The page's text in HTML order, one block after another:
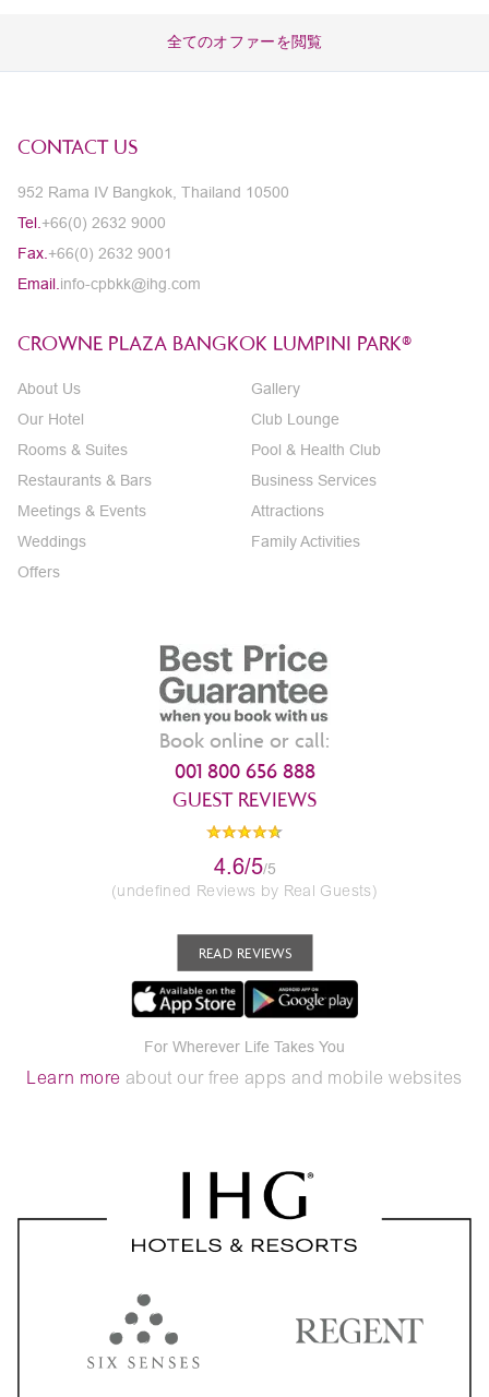
全てのオファーを閲覧
CONTACT US
952 Rama IV Bangkok, Thailand 10500
Tel. +66(0) 2632 9000
Fax. +66(0) 2632 9001
Email. info-cpbkk@ihg.com
CROWNE PLAZA BANGKOK LUMPINI PARK®
About Us
Our Hotel
Rooms & Suites
Restaurants & Bars
Meetings & Events
Weddings
Offers
Gallery
Club Lounge
Pool & Health Club
Business Services
Attractions
Family Activities
Book online or call:
001 800 656 888
GUEST REVIEWS
4.6/5/5
(undefined Reviews by Real Guests)
READ REVIEWS
For Wherever Life Takes You
Learn more about our free apps and mobile websites